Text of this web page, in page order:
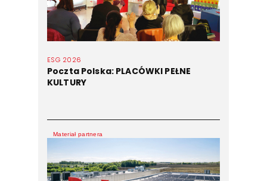
ESG 2026
Poczta Polska: PLACÓWKI PEŁNE
KULTURY
Materiał partnera